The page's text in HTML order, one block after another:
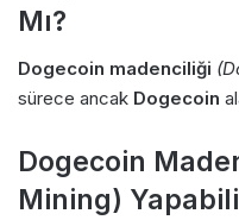
Mı?
Dogecoin madenciliği
sürece ancak Dogecoin
Dogecoin
Mining)